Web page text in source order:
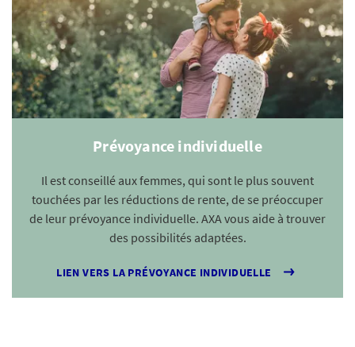
Prévoyance individuelle
Il est conseillé aux femmes, qui sont le plus souvent
touchées par les réductions de rente, de se préoccuper
de leur prévoyance individuelle. AXA vous aide à trouver
des possibilités adaptées.
LIEN VERS LA PRÉVOYANCE INDIVIDUELLE